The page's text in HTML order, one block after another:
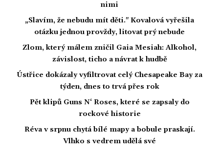
nimi
„Slavím, že nebudu mít děti." Kovalová vyřešila
otázku jednou provždy, litovat prý nebude
Zlom, který málem zničil Gaia Mesiah: Alkohol,
závislost, ticho a návrat k hudbě
Ústřice dokázaly vyfiltrovat celý Chesapeake Bay za
týden, dnes to trvá přes rok
Pět klipů Guns N‘ Roses, které se zapsaly do
rockové historie
Réva v srpnu chytá bílé mapy a bobule praskají.
Vlhko s vedrem udělá své